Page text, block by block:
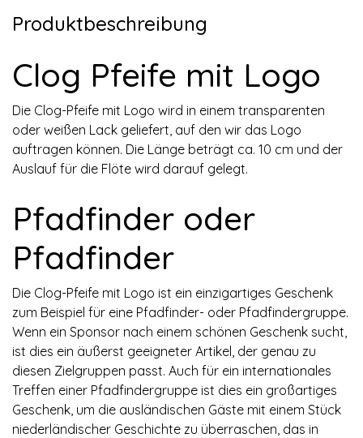
Produktbeschreibung
Clog Pfeife mit Logo
Die Clog-Pfeife mit Logo wird in einem transparenten
oder weißen Lack geliefert, auf den wir das Logo
auftragen können. Die Länge beträgt ca. 10 cm und der
Auslauf für die Flöte wird darauf gelegt.
Pfadfinder oder
Pfadfinder
Die Clog-Pfeife mit Logo ist ein einzigartiges Geschenk
zum Beispiel für eine Pfadfinder- oder Pfadfindergruppe.
Wenn ein Sponsor nach einem schönen Geschenk sucht,
ist dies ein äußerst geeigneter Artikel, der genau zu
diesen Zielgruppen passt. Auch für ein internationales
Treffen einer Pfadfindergruppe ist dies ein großartiges
Geschenk, um die ausländischen Gäste mit einem Stück
niederländischer Geschichte zu überraschen, das in